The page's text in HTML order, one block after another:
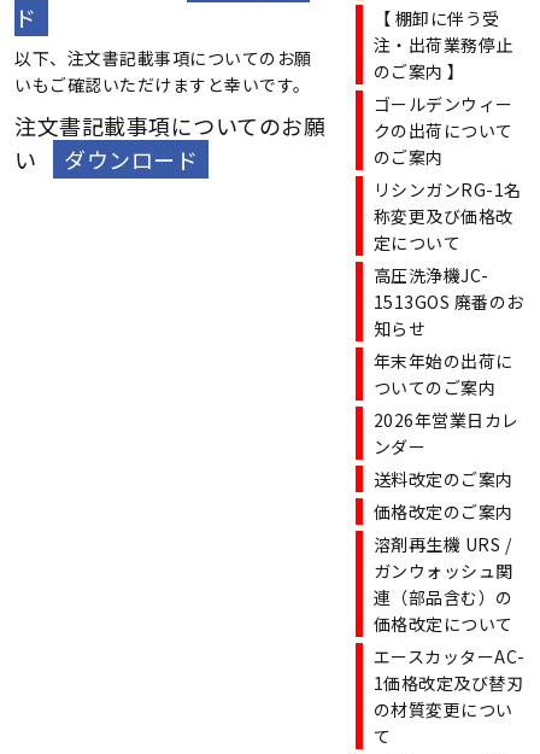
ド
以下、注文書記載事項についてのお願
いもご確認いただけますと幸いです。
注文書記載事項についてのお願
い
ダウンロード
【 棚卸に伴う受
注・出荷業務停止
のご案内 】
ゴールデンウィー
クの出荷について
のご案内
リシンガンRG-1名
称変更及び価格改
定について
高圧洗浄機JC-
1513GOS 廃番のお
知らせ
年末年始の出荷に
ついてのご案内
2026年営業日カレ
ンダー
送料改定のご案内
価格改定のご案内
溶剤再生機 URS /
ガンウォッシュ関
連（部品含む）の
価格改定について
エースカッターAC-
1価格改定及び替刃
の材質変更につい
て